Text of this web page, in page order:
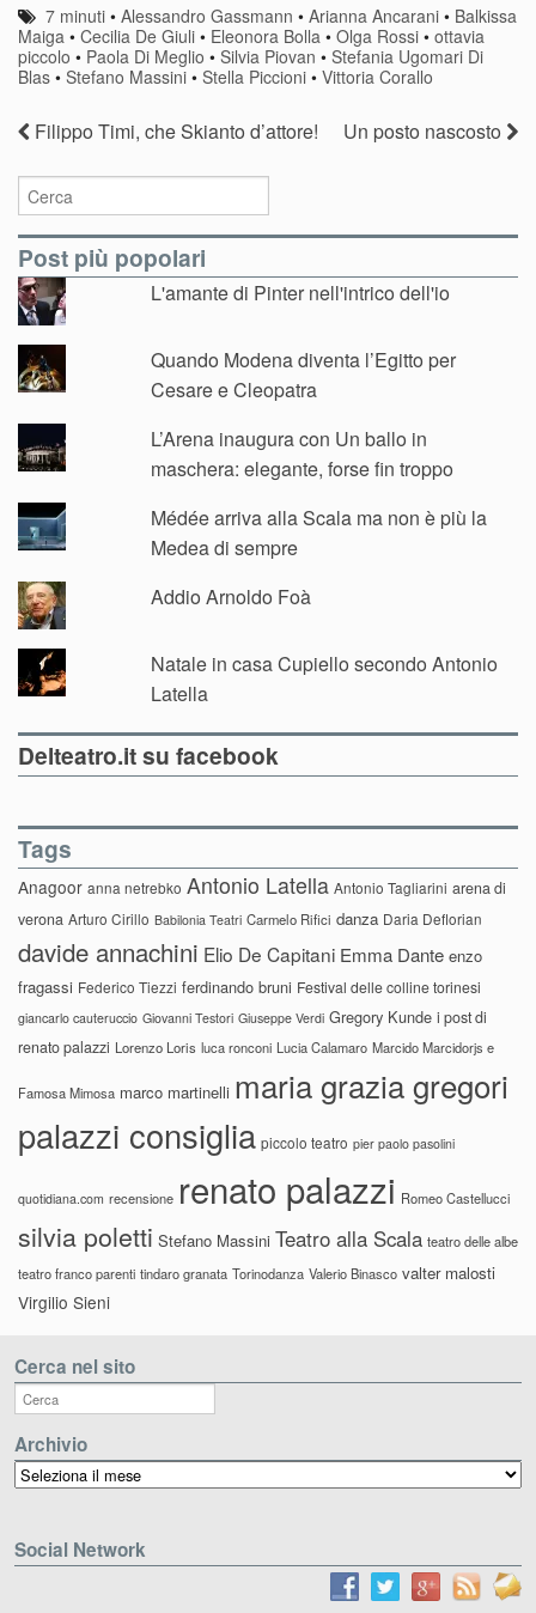
7 minuti •Alessandro Gassmann •Arianna Ancarani • Balkissa
Maiga • Cecilia De Giuli • Eleonora Bolla • Olga Rossi • ottavia
piccolo • Paola Di Meglio • Silvia Piovan • Stefania Ugomari Di
Blas • Stefano Massini • Stella Piccioni • Vittoria Corallo
Filippo Timi, che Skianto d’attore! Un posto nascosto
Post più popolari
L'amante di Pinter nell'intrico dell'io
Quando Modena diventa l’Egitto per
Cesare e Cleopatra
L’Arena inaugura con Un ballo in
maschera: elegante, forse fin troppo
Médée arriva alla Scala ma non è più la
Medea di sempre
Addio Arnoldo Foà
Natale in casa Cupiello secondo Antonio
Latella
Delteatro.it su facebook
Tags
Anagoor anna netrebko Antonio Latella Antonio Tagliarini arena di
verona Arturo Cirillo Babilonia Teatri Carmelo Rifici danza Daria Deflorian
davide annachini Elio De Capitani Emma Dante enzo
fragassi Federico Tiezzi ferdinando bruni Festival delle colline torinesi
giancarlo cauteruccio Giovanni Testori Giuseppe Verdi Gregory Kunde i post di
renato palazzi Lorenzo Loris luca ronconi Lucia Calamaro Marcido Marcidorjs e
Famosa Mimosa marco martinelli maria grazia gregori
palazzi consiglia piccolo teatro pier paolo pasolini
quotidiana.com recensione renato palazzi Romeo Castellucci
silvia poletti Stefano Massini Teatro alla Scala teatro delle albe
teatro franco parenti tindaro granata Torinodanza Valerio Binasco valter malosti
Virgilio Sieni
Cerca nel sito
Archivio
Archivio
Social Network